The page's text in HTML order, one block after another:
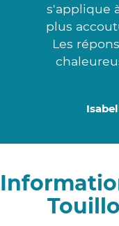
s'applique
plus
Les